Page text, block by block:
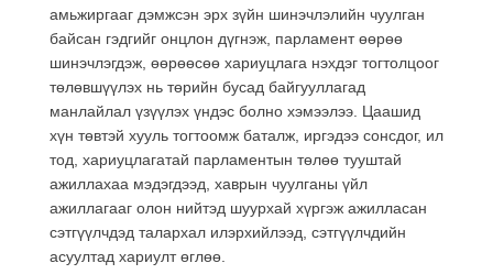
амьжиргааг дэмжсэн эрх зүйн шинэчлэлийн чуулган
байсан гэдгийг онцлон дүгнэж, парламент өөрөө
шинэчлэгдэж, өөрөөсөө хариуцлага нэхдэг тогтолцоог
төлөвшүүлэх нь төрийн бусад байгууллагад
манлайлал үзүүлэх үндэс болно хэмээлээ. Цаашид
хүн төвтэй хууль тогтоомж баталж, иргэдээ сонсдог, ил
тод, хариуцлагатай парламентын төлөө тууштай
ажиллахаа мэдэгдээд, хаврын чуулганы үйл
ажиллагааг олон нийтэд шуурхай хүргэж ажилласан
сэтгүүлчдэд талархал илэрхийлээд, сэтгүүлчдийн
асуултад хариулт өглөө.